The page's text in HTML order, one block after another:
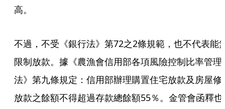
高。
不過，不受《銀行法》第72之2條規範，也不代表能
限制放款。據《農漁會信用部各項風險控制比率管理
法》第九條規定：信用部辦理購置住宅放款及房屋修
放款之餘額不得超過存款總餘額55％。金管會函釋也